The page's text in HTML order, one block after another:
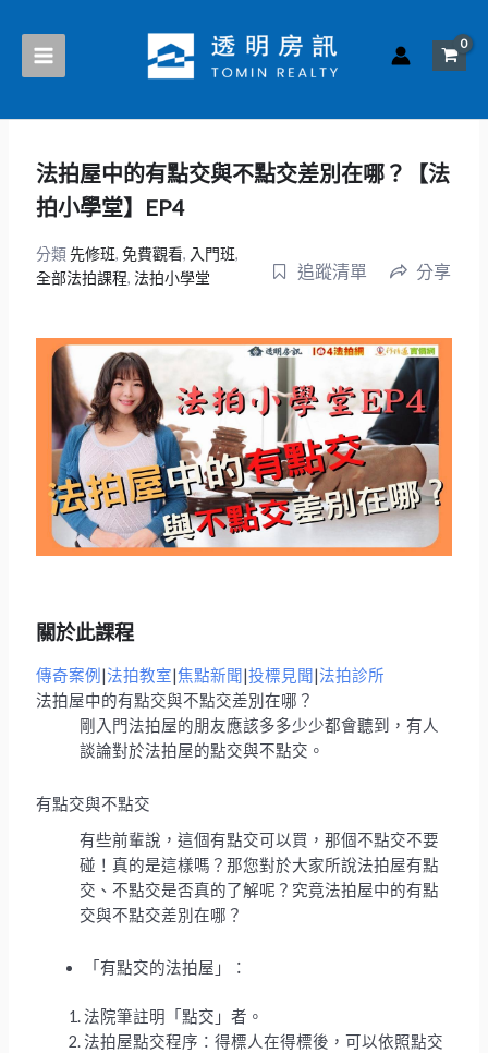
法拍屋中的有點交與不點交差別在哪？【法
拍小學堂】EP4
分類先修班,免費觀看, 入門班,
全部法拍課程, 法拍小學堂 追蹤清單 分享
關於此課程
傳奇案例 |法拍教室|焦點新聞|投標見聞|法拍診所
法拍屋中的有點交與不點交差別在哪？
剛入門法拍屋的朋友應該多多少少都會聽到，有人
談論對於法拍屋的點交與不點交。
有點交與不點交
有些前輩說，這個有點交可以買，那個不點交不要
碰！真的是這樣嗎？那您對於大家所說法拍屋有點
交、不點交是否真的了解呢？究竟法拍屋中的有點
交與不點交差別在哪？
「有點交的法拍屋」：
法院筆註明「點交」者。
法拍屋點交程序：得標人在得標後，可以依照點交